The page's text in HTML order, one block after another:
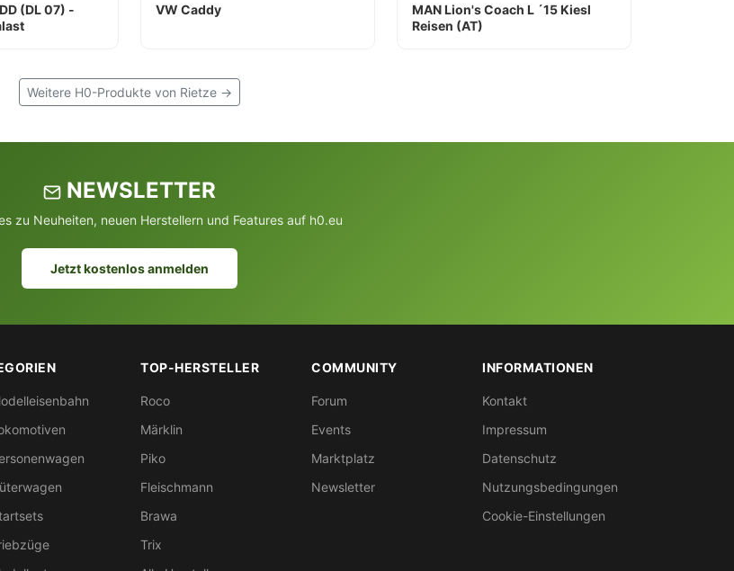
(DL 07) -
VW Caddy
MAN Lion's Coach L ´15 Kiesl
Reisen (AT)
Weitere H0-Produkte von Rietze →
NEWSLETTER
zu Neuheiten, neuen Herstellern und Features auf h0.eu
Jetzt kostenlos anmelden
TOP-HERSTELLER
Roco
Märklin
Piko
Fleischmann
Brawa
Trix
COMMUNITY
Forum
Events
Marktplatz
Newsletter
INFORMATIONEN
Kontakt
Impressum
Datenschutz
Nutzungsbedingungen
Cookie-Einstellungen